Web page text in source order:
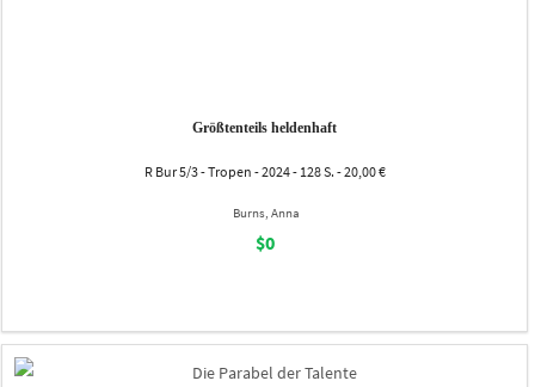
Größtenteils heldenhaft
R Bur 5/3 - Tropen - 2024 - 128 S. - 20,00 €
Burns, Anna
$0